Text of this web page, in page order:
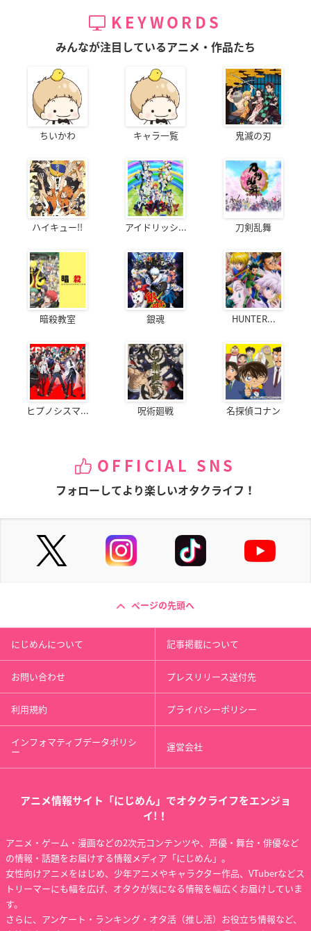
ときめきメモリアル
Only Love
加山優介
ケモノヅメ
桃田一馬
となグラ!
神楽勇治
うたわれるもの
ヌワンギ
牙-KIBA-
ゼッド 宮城カイ
ダイバージェンス・
イヴ
バーナードファイア
スター
劇場版 SHIROBAKO
高梨太郎
プロメア
レミー・プグーナ
戦
三船剛
荒北靖友
ハイキュー!! 勝者と
岩泉一
劇場版 弱虫ペダル
ハイキュー!! 終わり
荒北靖友
弱虫ペダル Re:RIDE
荒北靖友
オンメサイア
KEYWORDS
みんなが注目しているアニメ・作品たち
ちいかわ キャラ一覧 鬼滅の刃
ハイキュー!! アイドリッシ... 刀剣乱舞
暗殺教室 銀魂 HUNTER...
ヒプノシスマ... 呪術廻戦 名探偵コナン
OFFICIAL SNS
フォローしてより楽しいオタクライフ！
ページの先頭へ
にじめんについて 記事掲載について
お問い合わせ プレスリリース送付先
利用規約 プライバシーポリシー
インフォマティブデータポリシ
ー 運営会社
アニメ情報サイト「にじめん」でオタクライフをエンジョ
イ!！
アニメ・ゲーム・漫画などの2次元コンテンツや、声優・舞台・俳優など
の情報・話題をお届けする情報メディア「にじめん」。
女性向けアニメをはじめ、少年アニメやキャラクター作品、VTuberなどス
トリーマーにも幅を広げ、オタクが気になる情報を幅広くお届けしていま
す。
さらに、アンケート・ランキング・オタ活（推し活）お役立ち情報など、